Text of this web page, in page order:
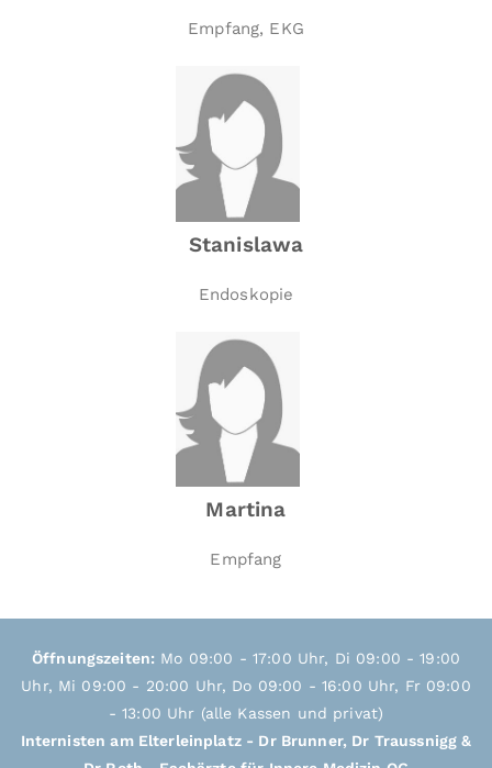
Empfang, EKG
Stanislawa
Endoskopie
Martina
Empfang
Öffnungszeiten: Mo 09:00 - 17:00 Uhr, Di 09:00 - 19:00
Uhr, Mi 09:00 - 20:00 Uhr, Do 09:00 - 16:00 Uhr, Fr 09:00
- 13:00 Uhr (alle Kassen und privat)
Internisten am Elterleinplatz - Dr Brunner, Dr Traussnigg &